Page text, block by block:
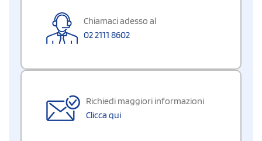
Chiamaci adesso al
02 2111 8602
Richiedi maggiori informazioni
Clicca qui